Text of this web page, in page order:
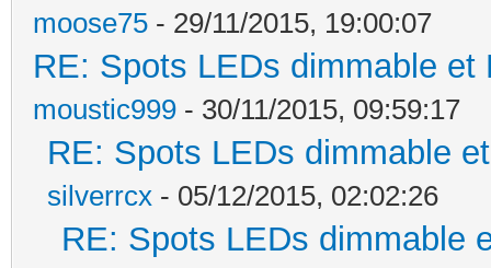
moose75 - 29/11/2015, 19:00:07
RE: Spots LEDs dimmable
moustic999 - 30/11/2015, 09:59:17
RE: Spots LEDs dimmable
silverrcx - 05/12/2015, 02:02:26
RE: Spots LEDs dimmable